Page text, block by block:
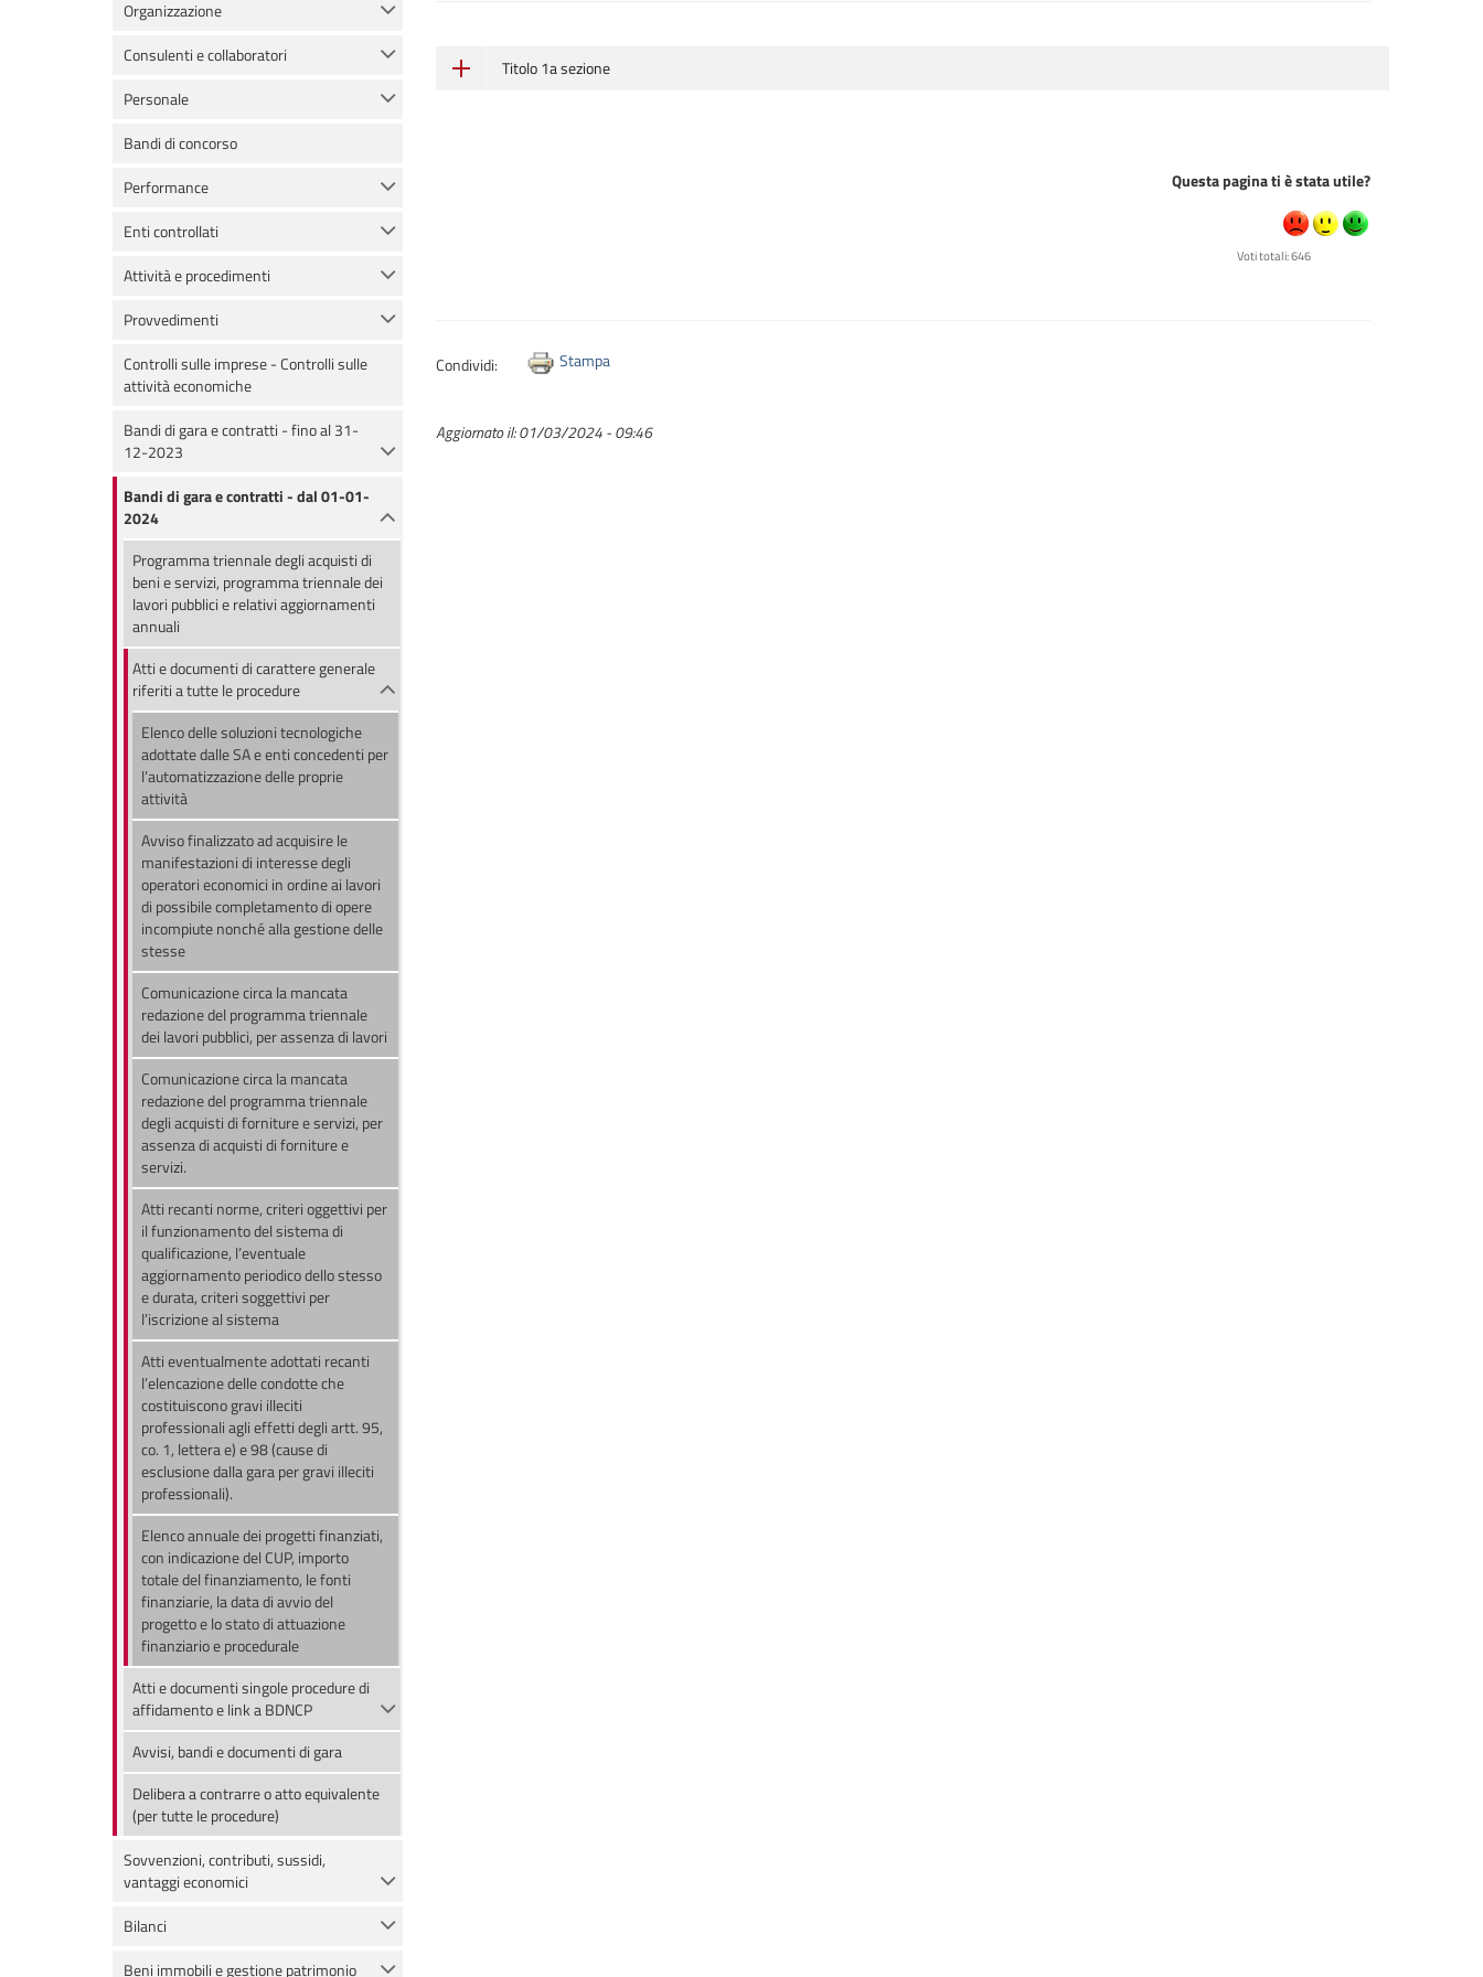
Organizzazione
Consulenti e collaboratori
Personale
Bandi di concorso
Performance
Enti controllati
Attività e procedimenti
Provvedimenti
Controlli sulle imprese - Controlli sulle
attività economiche
Bandi di gara e contratti - fino al 31-
12-2023
Bandi di gara e contratti - dal 01-01-
2024
Programma triennale degli acquisti di
beni e servizi, programma triennale dei
lavori pubblici e relativi aggiornamenti
annuali
Atti e documenti di carattere generale
riferiti a tutte le procedure
Elenco delle soluzioni tecnologiche
adottate dalle SA e enti concedenti per
l’automatizzazione delle proprie
attività
Avviso finalizzato ad acquisire le
manifestazioni di interesse degli
operatori economici in ordine ai lavori
di possibile completamento di opere
incompiute nonché alla gestione delle
stesse
Comunicazione circa la mancata
redazione del programma triennale
dei lavori pubblici, per assenza di lavori
Comunicazione circa la mancata
redazione del programma triennale
degli acquisti di forniture e servizi, per
assenza di acquisti di forniture e
servizi.
Atti recanti norme, criteri oggettivi per
il funzionamento del sistema di
qualificazione, l’eventuale
aggiornamento periodico dello stesso
e durata, criteri soggettivi per
l’iscrizione al sistema
Atti eventualmente adottati recanti
l’elencazione delle condotte che
costituiscono gravi illeciti
professionali agli effetti degli artt. 95,
co. 1, lettera e) e 98 (cause di
esclusione dalla gara per gravi illeciti
professionali).
Elenco annuale dei progetti finanziati,
con indicazione del CUP, importo
totale del finanziamento, le fonti
finanziarie, la data di avvio del
progetto e lo stato di attuazione
finanziario e procedurale
Atti e documenti singole procedure di
affidamento e link a BDNCP
Avvisi, bandi e documenti di gara
Delibera a contrarre o atto equivalente
(per tutte le procedure)
Sovvenzioni, contributi, sussidi,
vantaggi economici
Bilanci
Beni immobili e gestione patrimonio
Titolo 1a sezione
Questa pagina ti è stata utile?
Voti totali: 646
Condividi: Stampa
Aggiornato il:01/03/2024 - 09:46